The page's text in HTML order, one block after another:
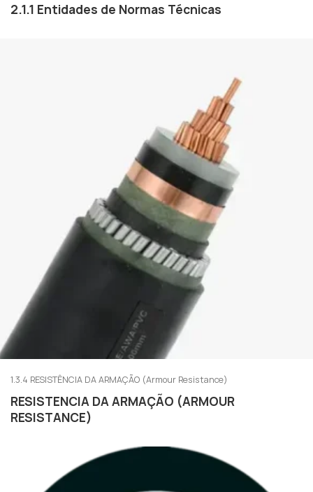
2.1.1 Entidades de Normas Técnicas
1.3.4 RESISTÊNCIA DA ARMAÇÃO (Armour Resistance)
RESISTENCIA DA ARMAÇÃO (ARMOUR
RESISTANCE)